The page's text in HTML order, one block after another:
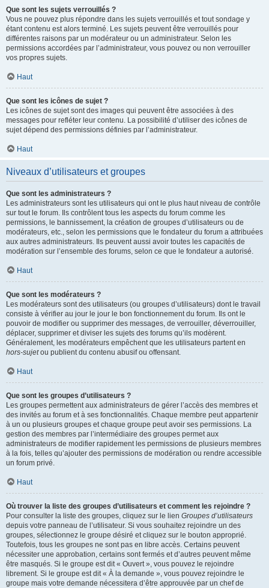
Que sont les sujets verrouillés ?
Vous ne pouvez plus répondre dans les sujets verrouillés et tout sondage y
étant contenu est alors terminé. Les sujets peuvent être verrouillés pour
différentes raisons par un modérateur ou un administrateur. Selon les
permissions accordées par l’administrateur, vous pouvez ou non verrouiller
vos propres sujets.
Haut
Que sont les icônes de sujet ?
Les icônes de sujet sont des images qui peuvent être associées à des
messages pour refléter leur contenu. La possibilité d’utiliser des icônes de
sujet dépend des permissions définies par l’administrateur.
Haut
Niveaux d’utilisateurs et groupes
Que sont les administrateurs ?
Les administrateurs sont les utilisateurs qui ont le plus haut niveau de contrôle
sur tout le forum. Ils contrôlent tous les aspects du forum comme les
permissions, le bannissement, la création de groupes d’utilisateurs ou de
modérateurs, etc., selon les permissions que le fondateur du forum a attribuées
aux autres administrateurs. Ils peuvent aussi avoir toutes les capacités de
modération sur l’ensemble des forums, selon ce que le fondateur a autorisé.
Haut
Que sont les modérateurs ?
Les modérateurs sont des utilisateurs (ou groupes d’utilisateurs) dont le travail
consiste à vérifier au jour le jour le bon fonctionnement du forum. Ils ont le
pouvoir de modifier ou supprimer des messages, de verrouiller, déverrouiller,
déplacer, supprimer et diviser les sujets des forums qu’ils modèrent.
Généralement, les modérateurs empêchent que les utilisateurs partent en
hors-sujetou publient du contenu abusif ou offensant.
Haut
Que sont les groupes d’utilisateurs ?
Les groupes permettent aux administrateurs de gérer l’accès des membres et
des invités au forum et à ses fonctionnalités. Chaque membre peut appartenir
à un ou plusieurs groupes et chaque groupe peut avoir ses permissions. La
gestion des membres par l’intermédiaire des groupes permet aux
administrateurs de modifier rapidement les permissions de plusieurs membres
à la fois, telles qu’ajouter des permissions de modération ou rendre accessible
un forum privé.
Haut
Où trouver la liste des groupes d’utilisateurs et comment les rejoindre ?
Pour consulter la liste des groupes, cliquez sur le lien Groupes d’utilisateurs
depuis votre panneau de l’utilisateur. Si vous souhaitez rejoindre un des
groupes, sélectionnez le groupe désiré et cliquez sur le bouton approprié.
Toutefois, tous les groupes ne sont pas en libre accès. Certains peuvent
nécessiter une approbation, certains sont fermés et d’autres peuvent même
être masqués. Si le groupe est dit « Ouvert », vous pouvez le rejoindre
librement. Si le groupe est dit « À la demande », vous pouvez rejoindre le
groupe mais votre demande nécessitera d’être approuvée par un chef de